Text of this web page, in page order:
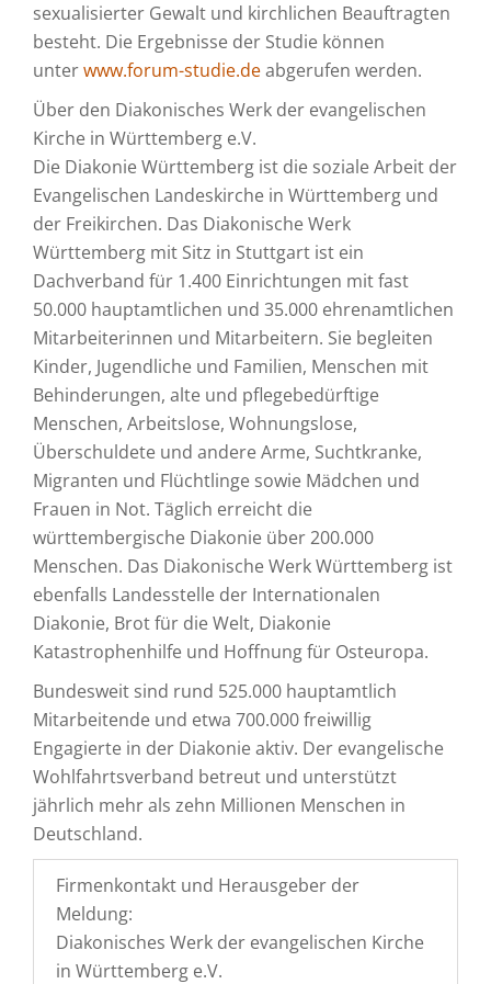
sexualisierter Gewalt und kirchlichen Beauftragten
besteht. Die Ergebnisse der Studie können
unterwww.forum-studie.deabgerufen werden.
Über den Diakonisches Werk der evangelischen
Kirche in Württemberg e.V.
Die Diakonie Württemberg ist die soziale Arbeit der
Evangelischen Landeskirche in Württemberg und
der Freikirchen. Das Diakonische Werk
Württemberg mit Sitz in Stuttgart ist ein
Dachverband für 1.400 Einrichtungen mit fast
50.000 hauptamtlichen und 35.000 ehrenamtlichen
Mitarbeiterinnen und Mitarbeitern. Sie begleiten
Kinder, Jugendliche und Familien, Menschen mit
Behinderungen, alte und pflegebedürftige
Menschen, Arbeitslose, Wohnungslose,
Überschuldete und andere Arme, Suchtkranke,
Migranten und Flüchtlinge sowie Mädchen und
Frauen in Not. Täglich erreicht die
württembergische Diakonie über 200.000
Menschen. Das Diakonische Werk Württemberg ist
ebenfalls Landesstelle der Internationalen
Diakonie, Brot für die Welt, Diakonie
Katastrophenhilfe und Hoffnung für Osteuropa.
Bundesweit sind rund 525.000 hauptamtlich
Mitarbeitende und etwa 700.000 freiwillig
Engagierte in der Diakonie aktiv. Der evangelische
Wohlfahrtsverband betreut und unterstützt
jährlich mehr als zehn Millionen Menschen in
Deutschland.
Firmenkontakt und Herausgeber der
Meldung:
Diakonisches Werk der evangelischen Kirche
in Württemberg e.V.